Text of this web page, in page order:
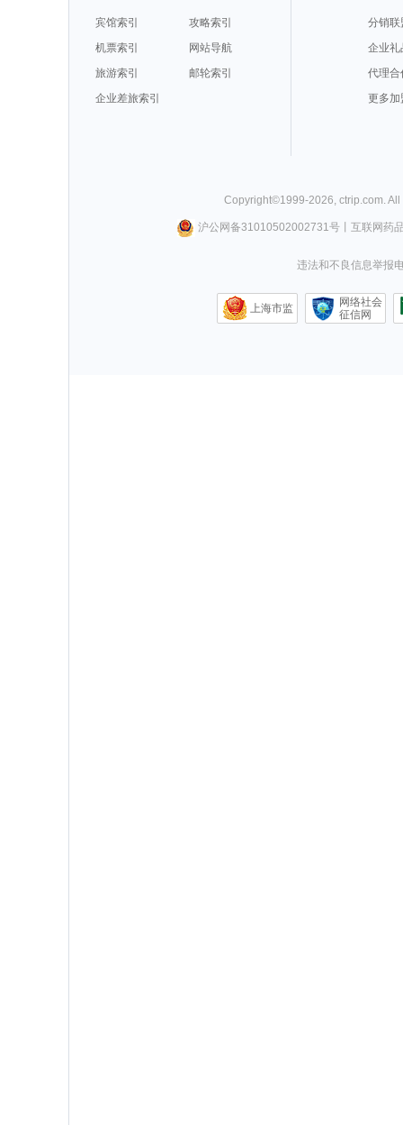
宾馆索引
攻略索引
机票索引
网站导航
旅游索引
邮轮索引
企业差旅索引
分销联
企业礼
代理合
更多加
Copyright©1999-2026, ctrip.com.
沪公网备31010502002731号丨 互联网药
违法和不良信息举报
上海市监
网络社会
征信网